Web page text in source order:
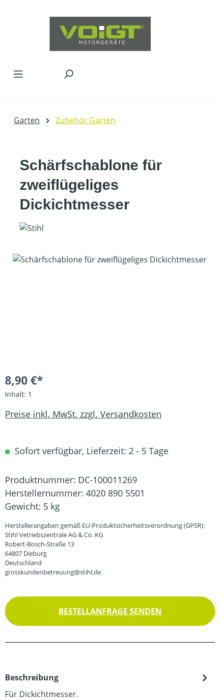
Garten Zubehör Garten
Schärfschablone für
zweiflügeliges
Dickichtmesser
Bildergalerie überspringen
8,90 €*
Inhalt: 1
Preise inkl. MwSt. zzgl. Versandkosten
Sofort verfügbar, Lieferzeit: 2 - 5 Tage
Produktnummer: DC-100011269
Herstellernummer: 4020 890 5501
Gewicht: 5 kg
Herstellerangaben gemäß EU-Produktsicherheitsverordnung (GPSR):
Stihl Vetriebszentrale AG & Co. KG
Robert-Bosch-Straße 13
64807 Dieburg
Deutschland
grosskundenbetreuung@stihl.de
BESTELLANFRAGE SENDEN
Beschreibung
Für Dickichtmesser.